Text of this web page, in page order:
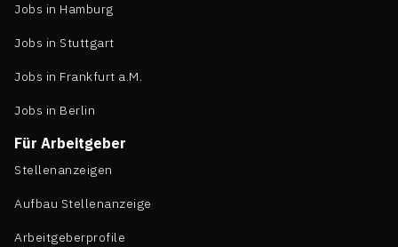
Jobs in Hamburg
Jobs in Stuttgart
Jobs in Frankfurt a.M.
Jobs in Berlin
Für Arbeitgeber
Stellenanzeigen
Aufbau Stellenanzeige
Arbeitgeberprofile